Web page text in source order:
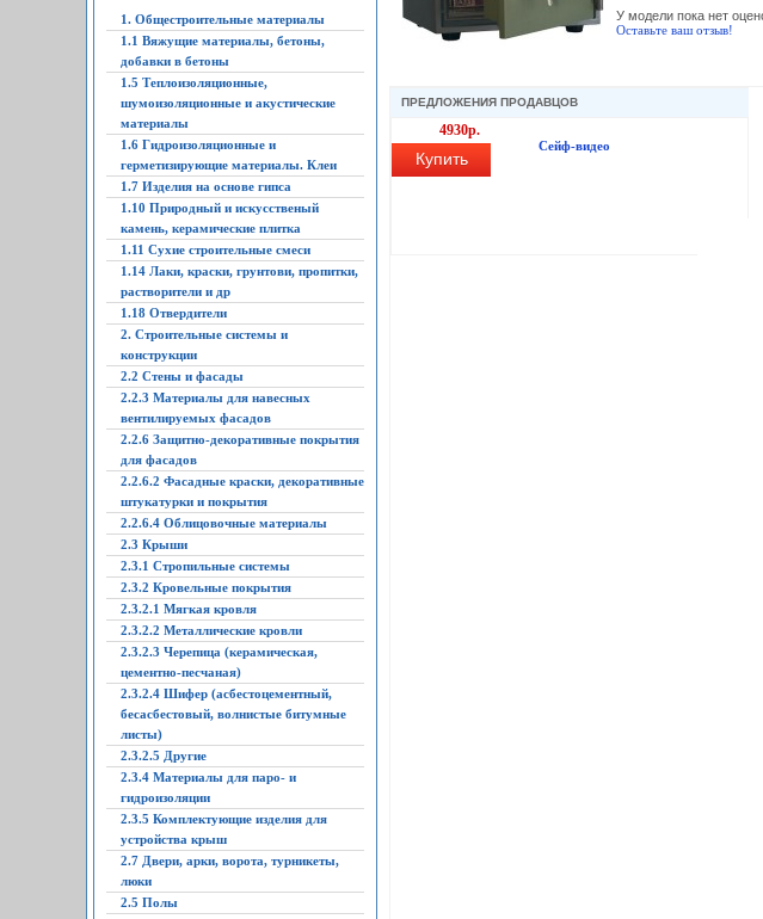
1. Общестроительные материалы
1.1 Вяжущие материалы, бетоны,
добавки в бетоны
1.5 Теплоизоляционные,
шумоизоляционные и акустические
материалы
1.6 Гидроизоляционные и
герметизирующие материалы. Клеи
1.7 Изделия на основе гипса
1.10 Природный и искусственый
камень, керамические плитка
1.11 Сухие строительные смеси
1.14 Лаки, краски, грунтови, пропитки,
растворители и др
1.18 Отвердители
2. Строительные системы и
конструкции
2.2 Стены и фасады
2.2.3 Материалы для навесных
вентилируемых фасадов
2.2.6 Защитно-декоративные покрытия
для фасадов
2.2.6.2 Фасадные краски, декоративные
штукатурки и покрытия
2.2.6.4 Облицовочные материалы
2.3 Крыши
2.3.1 Стропильные системы
2.3.2 Кровельные покрытия
2.3.2.1 Мягкая кровля
2.3.2.2 Металлические кровли
2.3.2.3 Черепица (керамическая,
цементно-песчаная)
2.3.2.4 Шифер (асбестоцементный,
бесасбестовый, волнистые битумные
листы)
2.3.2.5 Другие
2.3.4 Материалы для паро- и
гидроизоляции
2.3.5 Комплектующие изделия для
устройства крыш
2.7 Двери, арки, ворота, турникеты,
люки
2.5 Полы
У модели пока нет
Оставьте ваш отзыв!
ПРЕДЛОЖЕНИЯ ПРОДАВЦОВ
4930р.
Купить
Сейф-видео